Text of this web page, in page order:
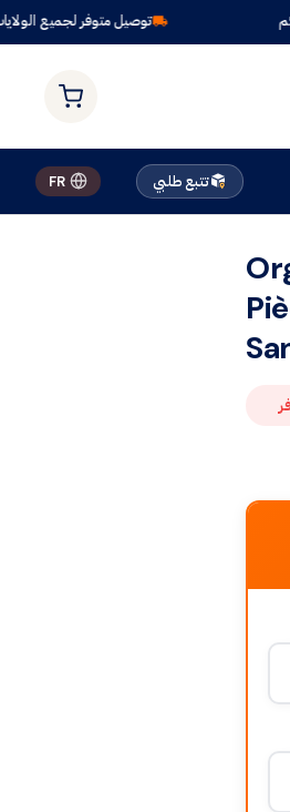
توصيل متوفر لجميع الولايات
تتبع طلبي FR